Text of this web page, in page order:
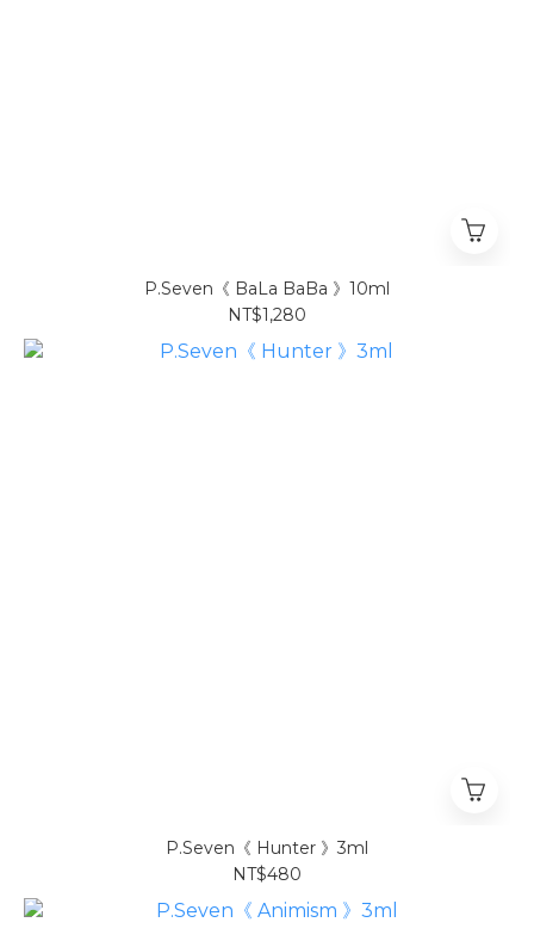
P.Seven《 BaLa BaBa 》10ml
NT$1,280
P.Seven《 Hunter 》3ml
NT$480